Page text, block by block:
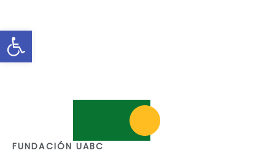
Abrir barra de herramientas
FUNDACIÓN UABC